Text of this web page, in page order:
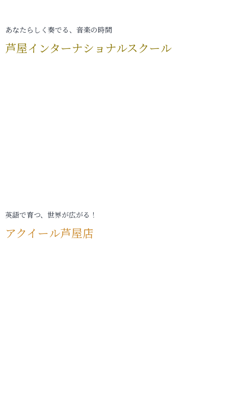
あなたらしく奏でる、音楽の時間
芦屋インターナショナルスクール
英語で育つ、世界が広がる！
アクイール芦屋店